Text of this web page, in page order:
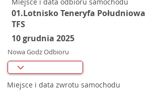
01.Lotnisko Teneryfa Południowa
TFS
10 grudnia 2025
Nowa Godz Odbioru
Miejsce i data zwrotu samochodu